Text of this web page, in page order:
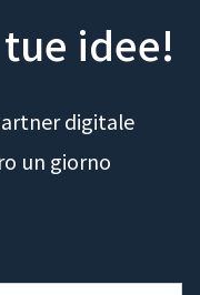
digitale
un giorno